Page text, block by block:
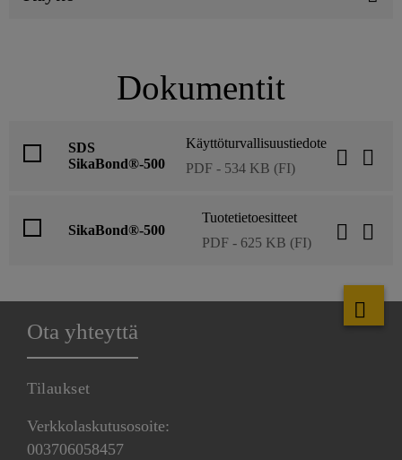
Dokumentit
SDS
SikaBond®-500
Käyttöturvallisuustiedote
PDF - 534 KB (FI)
SikaBond®-500
Tuotetietoesitteet
PDF - 625 KB (FI)
Ota yhteyttä
Tilaukset
Verkkolaskutusosoite:
003706058457